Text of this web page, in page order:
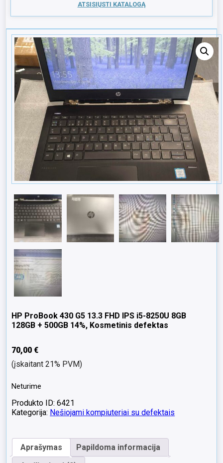
ATSISIŲSTI KATALOGĄ
HP ProBook 430 G5 13.3 FHD IPS i5-8250U 8GB
128GB + 500GB 14%, Kosmetinis defektas
70,00€
(įskaitant 21% PVM)
Neturime
Produkto ID: 6421
Kategorija: Nešiojami kompiuteriai su defektais
Aprašymas
Papildoma informacija